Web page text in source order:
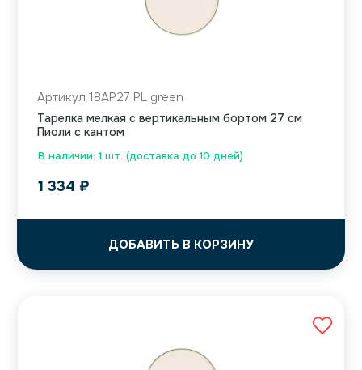
В наличии: 1 шт. (доставка до 10 дней)
Артикул 18AP27 PL green
Тарелка мелкая с вертикальным бортом 27 см
Пиоли с кантом
1 334 ₽
ДОБАВИТЬ В КОРЗИНУ